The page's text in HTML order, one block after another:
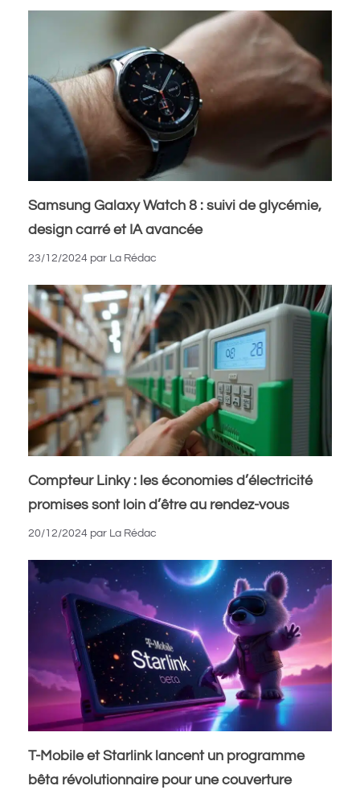
Samsung Galaxy Watch 8 : suivi de glycémie,
design carré et IA avancée
23/12/2024 par La Rédac
Compteur Linky : les économies d’électricité
promises sont loin d’être au rendez-vous
20/12/2024 par La Rédac
T-Mobile et Starlink lancent un programme
bêta révolutionnaire pour une couverture